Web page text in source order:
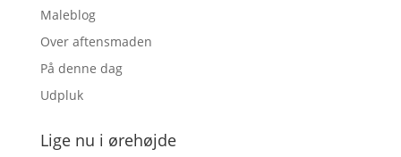
Maleblog
Over aftensmaden
På denne dag
Udpluk
Lige nu i ørehøjde